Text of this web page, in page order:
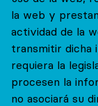
la web y
actividad de la
transmitir dicha
requiera la
procesen la
no asociará su